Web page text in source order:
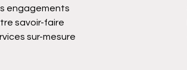
engagements
savoir-faire
sur-mesure